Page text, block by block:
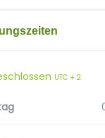
UTC + 2